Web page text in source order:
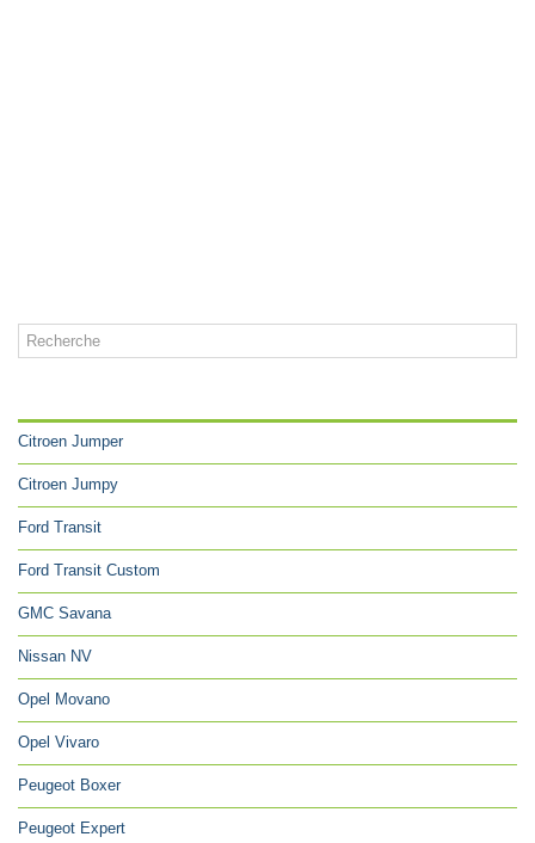
Citroen Jumper
Citroen Jumpy
Ford Transit
Ford Transit Custom
GMC Savana
Nissan NV
Opel Movano
Opel Vivaro
Peugeot Boxer
Peugeot Expert